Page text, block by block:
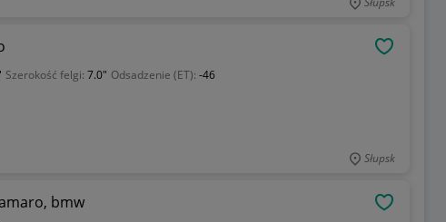
Szerokość felgi: 7.0" Odsadzenie (ET): -46
Słupsk
bmw